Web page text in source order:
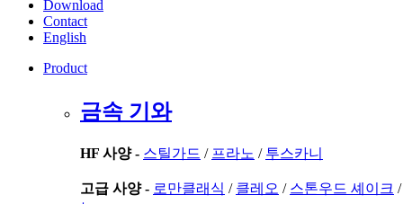
Download
Contact
English
Product
금속 기와
HF 사양 - 스틸가드 / 프라노 / 투스카니
고급 사양 - 로만클래식 / 클레오 / 스톤우드 셰이크